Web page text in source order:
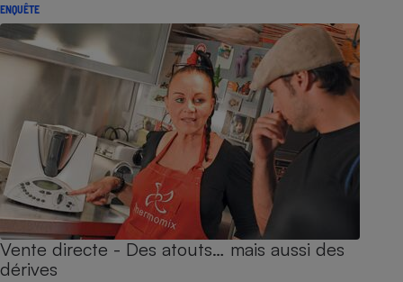
ENQUÊTE
Vente directe - Des atouts… mais aussi des
dérives